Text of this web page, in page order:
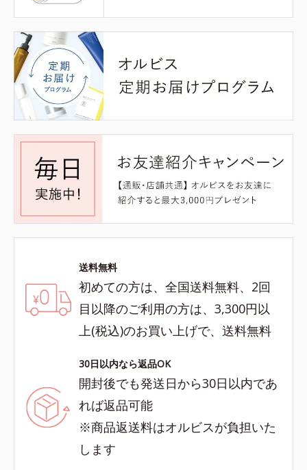
送料無料
初めての方は、全国送料無料、2回
目以降のご利用の方は、3,300円以
上(税込)のお買い上げで、送料無料
30日以内なら返品OK
開封後でも発送日から30日以内であ
れば返品可能
※商品返送料はオルビスが負担いた
します